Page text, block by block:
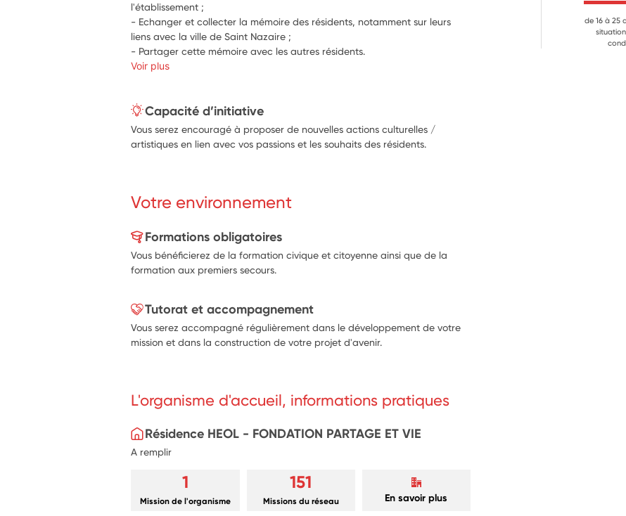
l'établissement ;
- Echanger et collecter la mémoire des résidents, notamment sur leurs
liens avec la ville de Saint Nazaire ;
- Partager cette mémoire avec les autres résidents.
Voir plus
Capacité d’initiative
Vous serez encouragé à proposer de nouvelles actions culturelles /
artistiques en lien avec vos passions et les souhaits des résidents.
Votre environnement
Formations obligatoires
Vous bénéficierez de la formation civique et citoyenne ainsi que de la
formation aux premiers secours.
Tutorat et accompagnement
Vous serez accompagné régulièrement dans le développement de votre
mission et dans la construction de votre projet d'avenir.
L'organisme d'accueil, informations pratiques
Résidence HEOL - FONDATION PARTAGE ET VIE
A remplir
1
Mission de l'organisme
151
Missions du réseau En savoir plus
de 16 à 25